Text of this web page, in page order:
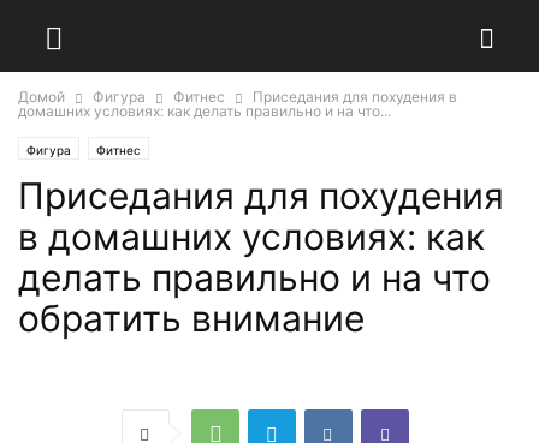
Домой Фигура Фитнес
Приседания для похудения в
домашних условиях: как делать правильно и на что...
Фигура Фитнес
Приседания для похудения
в домашних условиях: как
делать правильно и на что
обратить внимание